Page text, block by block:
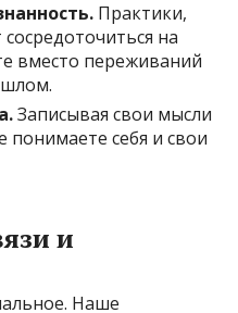
Практики,
на
вместо переживаний
Записывая свои мысли
понимаете себя и свои
и
Наше